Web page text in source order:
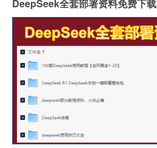
DeepSeek全套部署资料免费下载